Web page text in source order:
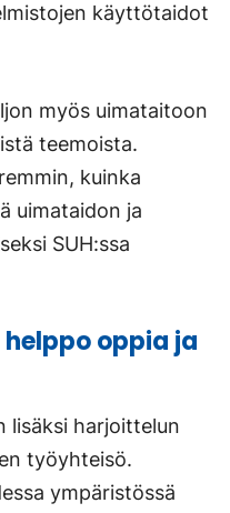
käyttötaidot
myös uimataitoon
teemoista.
kuinka
uimataidon ja
SUH:ssa
oppia ja
lisäksi harjoittelun
työyhteisö.
ympäristössä